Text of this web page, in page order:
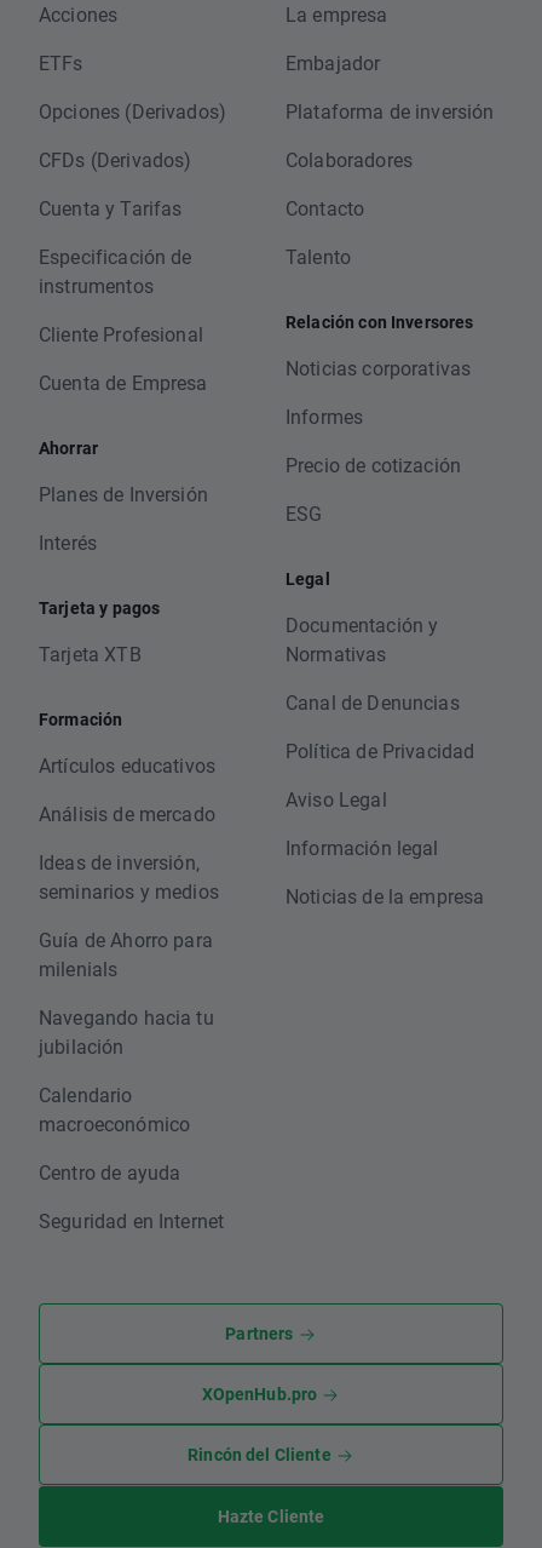
Acciones
ETFs
Opciones (Derivados)
CFDs (Derivados)
Cuenta y Tarifas
Especificación de
instrumentos
Cliente Profesional
Cuenta de Empresa
Ahorrar
Planes de Inversión
Interés
Tarjeta y pagos
Tarjeta XTB
Formación
Artículos educativos
Análisis de mercado
Ideas de inversión,
seminarios y medios
Guía de Ahorro para
milenials
Navegando hacia tu
jubilación
Calendario
macroeconómico
Centro de ayuda
Seguridad en Internet
La empresa
Embajador
Plataforma de inversión
Colaboradores
Contacto
Talento
Relación con Inversores
Noticias corporativas
Informes
Precio de cotización
ESG
Legal
Documentación y
Normativas
Canal de Denuncias
Política de Privacidad
Aviso Legal
Información legal
Noticias de la empresa
Partners
XOpenHub.pro
Rincón del Cliente
Hazte Cliente